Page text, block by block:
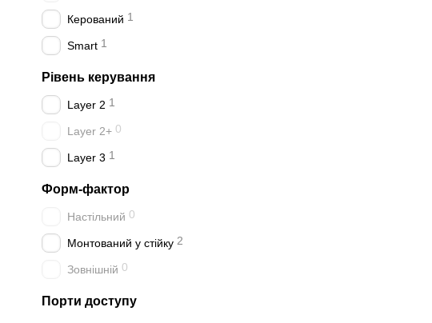
Керований 1
Smart 1
Рівень керування
Layer 2 1
Layer 2+ 0
Layer 3 1
Форм-фактор
Настільний 0
Монтований у стійку 2
Зовнішній 0
Порти доступу